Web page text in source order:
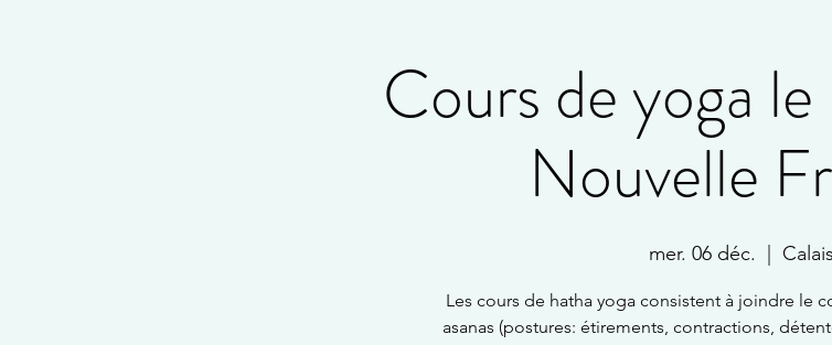
Cours de yoga
Nouvelle
mer. 06 déc. Calais
Les cours de hatha yoga consistent à joindre le
asanas (postures: étirements, contractions,